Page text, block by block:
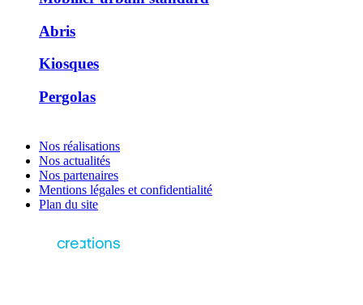
Abris
Kiosques
Pergolas
Nos réalisations
Nos actualités
Nos partenaires
Mentions légales et confidentialité
Plan du site